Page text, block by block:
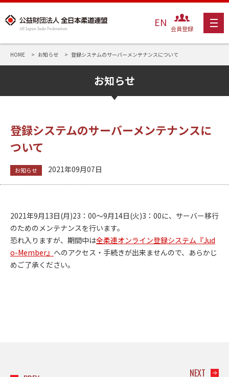
EN 会員登録
HOME お知らせ 登録システムのサーバーメンテナンスについて
お知らせ
登録システムのサーバーメンテナンスに
ついて
お知らせ 2021年09月07日
2021年9月13日(月)23：00～9月14日(火)3：00に、サーバー移行
のためのメンテナンスを行います。
恐れ入りますが、期間中は全柔連オンライン登録システム『Jud
o-Member』 へのアクセス・手続きが出来ませんので、あらかじ
めご了承ください。
NEXT